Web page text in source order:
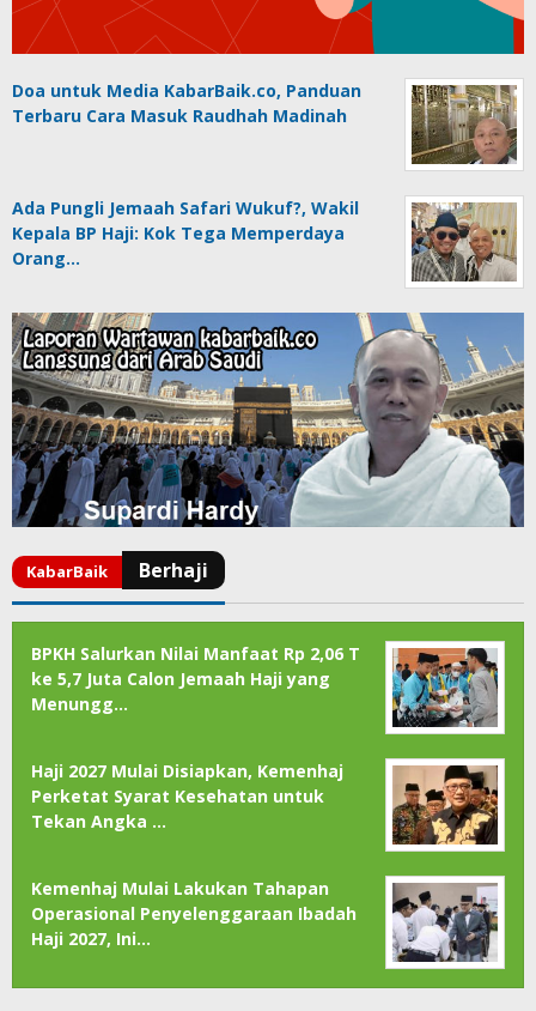
Doa untuk Media KabarBaik.co, Panduan
Terbaru Cara Masuk Raudhah Madinah
Ada Pungli Jemaah Safari Wukuf?, Wakil
Kepala BP Haji: Kok Tega Memperdaya
Orang…
BPKH Salurkan Nilai Manfaat Rp 2,06 T
ke 5,7 Juta Calon Jemaah Haji yang
Menungg…
Haji 2027 Mulai Disiapkan, Kemenhaj
Perketat Syarat Kesehatan untuk
Tekan Angka …
Kemenhaj Mulai Lakukan Tahapan
Operasional Penyelenggaraan Ibadah
Haji 2027, Ini…